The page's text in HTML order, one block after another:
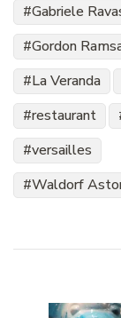
Gabriele
Gordon
La Veranda
restaurant
versailles
Waldorf